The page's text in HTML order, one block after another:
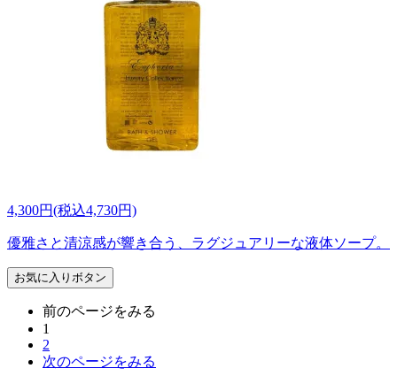
4,300円(税込4,730円)
優雅さと清涼感が響き合う、ラグジュアリーな液体ソープ。
お気に入りボタン
前のページをみる
1
2
次のページをみる